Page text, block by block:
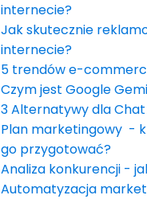
internecie?
Jak skutecznie
internecie?
5 trendów e-
Czym jest Google
3 Alternatywy dla Chat
Plan marketingowy -
go przygotować?
Analiza konkurencji -
Automatyzacja